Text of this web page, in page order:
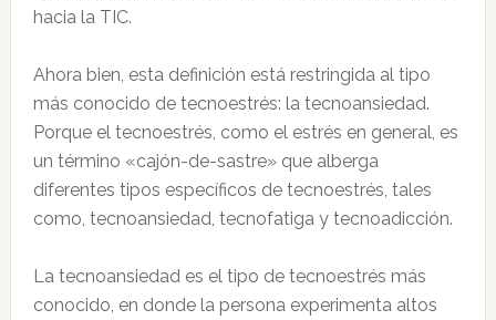
hacia la TIC.
Ahora bien, esta definición está restringida al tipo
más conocido de tecnoestrés: la tecnoansiedad.
Porque el tecnoestrés, como el estrés en general, es
un término «cajón-de-sastre» que alberga
diferentes tipos específicos de tecnoestrés, tales
como, tecnoansiedad, tecnofatiga y tecnoadicción.
La tecnoansiedad es el tipo de tecnoestrés más
conocido, en donde la persona experimenta altos